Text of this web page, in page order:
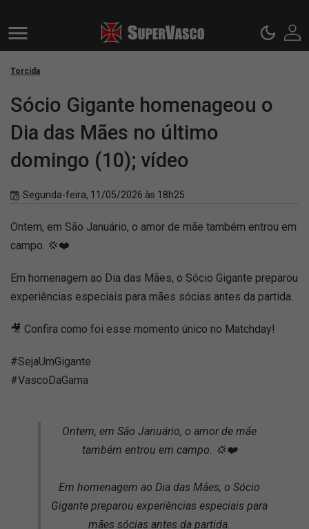
Torcida
Sócio Gigante homenageou o
Dia das Mães no último
domingo (10); vídeo
Segunda-feira, 11/05/2026 às 18h25
Ontem, em São Januário, o amor de mãe também entrou em
campo. 💢❤️
Em homenagem ao Dia das Mães, o Sócio Gigante preparou
experiências especiais para mães sócias antes da partida.
🎥 Confira como foi esse momento único no Matchday!
#SejaUmGigante
#VascoDaGama
Ontem, em São Januário, o amor de mãe
também entrou em campo. 💢❤️
Em homenagem ao Dia das Mães, o Sócio
Gigante preparou experiências especiais para
mães sócias antes da partida.